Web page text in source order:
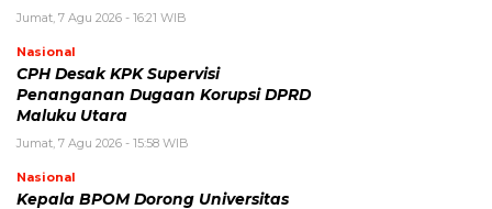
Jumat, 7 Agu 2026 - 16:21 WIB
Nasional
CPH Desak KPK Supervisi
Penanganan Dugaan Korupsi DPRD
Maluku Utara
Jumat, 7 Agu 2026 - 15:58 WIB
Nasional
Kepala BPOM Dorong Universitas